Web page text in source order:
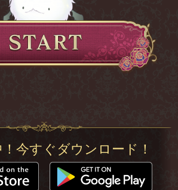
今すぐダウンロード！